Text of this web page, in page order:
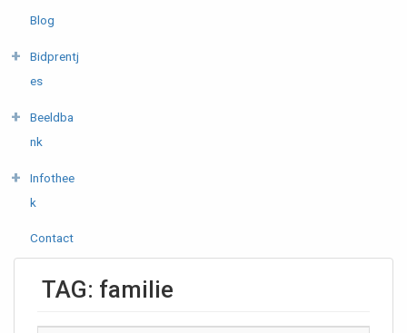
Blog
Bidprentj
es
Beeldba
nk
Infothee
k
Contact
TAG: familie